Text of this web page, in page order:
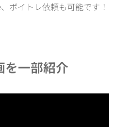
ボイトレ依頼も可能です！
を一部紹介